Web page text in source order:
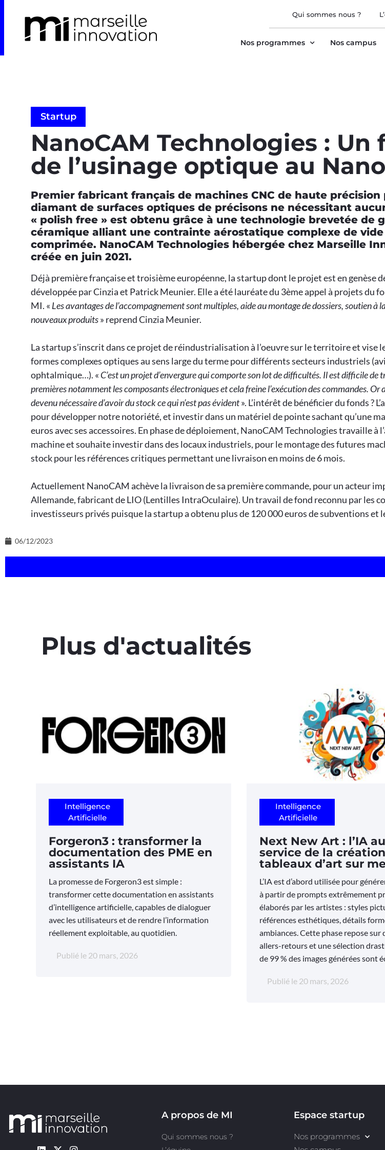
Qui sommes nous ?
Nos programmes Nos campus
Startup
NanoCAM Technologies : Un
de l’usinage optique au
Premier fabricant français de machines CNC de haute précision
diamant de surfaces optiques de précisons ne nécessitant
« polish free » est obtenu grâce à une technologie brevetée de
céramique alliant une contrainte aérostatique complexe de vide
comprimée. NanoCAM Technologies hébergée chez Marseille
créée en juin 2021.
Déjà première française et troisième européenne, la startup dont le projet est en genèse
développée par Cinzia et Patrick Meunier. Elle a été lauréate du 3ème appel à projets du
MI. « Les avantages de l’accompagnement sont multiples, aide au montage de dossiers, soutien à
nouveaux produits» reprend Cinzia Meunier.
La startup s’inscrit dans ce projet de réindustrialisation à l’oeuvre sur le territoire et vise
formes complexes optiques au sens large du terme pour différents secteurs industriels
ophtalmique…). « C’est un projet d’envergure qui comporte son lot de difficultés. Il est difficile de
premières notamment les composants électroniques et cela freine l’exécution des commandes. Or
devenu nécessaire d’avoir du stock ce qui n’est pas évident». L’intérêt de bénéficier du fonds ?
pour développer notre notoriété, et investir dans un matériel de pointe sachant qu’une
euros avec ses accessoires. En phase de déploiement, NanoCAM Technologies travaille à
machine et souhaite investir dans des locaux industriels, pour le montage des futures
stock pour les références critiques permettant une livraison en moins de 6 mois.
Actuellement NanoCAM achève la livraison de sa première commande, pour un acteur
Allemande, fabricant de LIO (Lentilles IntraOculaire). Un travail de fond reconnu par les
investisseurs privés puisque la startup a obtenu plus de 120 000 euros de subventions et
06/12/2023
Plus d'actualités
Intelligence
Artificielle
Forgeron3 : transformer la
documentation des PME en
assistants IA
La promesse de Forgeron3 est simple :
transformer cette documentation en assistants
d’intelligence artificielle, capables de dialoguer
avec les utilisateurs et de rendre l’information
réellement exploitable, au quotidien.
Publié le 20 mars, 2026
Intelligence
Artificielle
Next New Art : l’IA au
service de la
tableaux d’art sur
L’IA est d’abord utilisée pour
à partir de prompts extrêmement
élaborés par les artistes : styles
références esthétiques, détails
ambiances. Cette phase repose sur
allers-retours et une sélection
de 99 % des images générées sont
Publié le 20 mars, 2026
A propos de MI
Qui sommes nous ?
Espace startup
Nos programmes